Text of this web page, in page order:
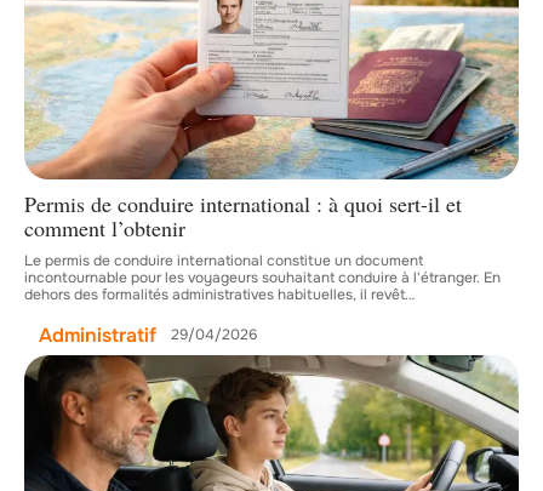
Permis de conduire international : à quoi sert-il et
comment l’obtenir
Le permis de conduire international constitue un document
incontournable pour les voyageurs souhaitant conduire à l'étranger. En
dehors des formalités administratives habituelles, il revêt…
Administratif 29/04/2026